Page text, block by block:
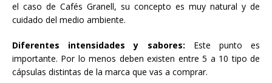
el caso de Cafés Granell, su concepto es muy natural y de
cuidado del medio ambiente.
Diferentes intensidades y sabores: Este punto es
importante. Por lo menos deben existen entre 5 a 10 tipo de
cápsulas distintas de la marca que vas a comprar.